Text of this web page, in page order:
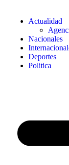
Actualidad
Nacionales
Deportes
Politica